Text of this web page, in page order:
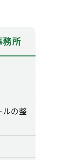
事業
務所
ルの整